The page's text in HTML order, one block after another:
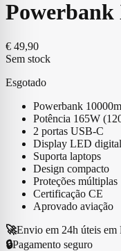
Powerbank
€ 49,90
Sem stock
Esgotado
Powerbank
Potência 165W
2 portas USB-C
Display LED digital
Suporta laptops
Design compacto
Proteções múltiplas
Certificação CE
Aprovado aviação
🚀Envio em 24h úteis em
🔒Pagamento seguro